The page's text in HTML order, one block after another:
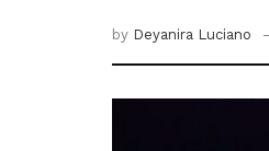
by Deyanira Luciano